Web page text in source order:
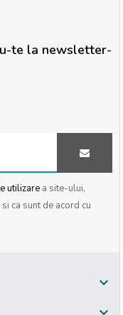
te la newsletter-
utilizare a site-ului,
ca sunt de acord cu
